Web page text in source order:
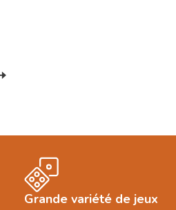
Grande variété de jeux